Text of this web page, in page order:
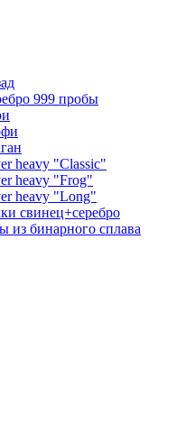
999 пробы
heavy "Classic"
heavy "Frog"
heavy "Long"
свинец+серебро
из бинарного сплава